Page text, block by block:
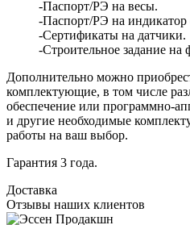
-Паспорт/РЭ на весы.
-Паспорт/РЭ на индикатор
-Сертификаты на датчики.
-Строительное задание на
Дополнительно можно
комплектующие, в том числе
обеспечение или программно-
и другие необходимые
работы на ваш выбор.
Гарантия 3 года.
Доставка
Отзывы наших клиентов